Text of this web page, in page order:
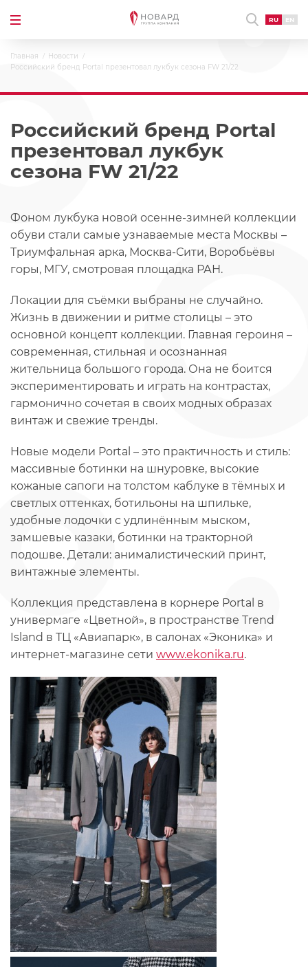
RU EN
Главная
Новости
Российский бренд Portal презентовал лукбук сезона FW 21/22
Российский бренд Portal
презентовал лукбук
сезона FW 21/22
Фоном лукбука новой осенне-зимней коллекции
обуви стали самые узнаваемые места Москвы –
Триумфальная арка, Москва-Сити, Воробьёвы
горы, МГУ, смотровая площадка РАН.
Локации для съёмки выбраны не случайно.
Жизнь в движении и ритме столицы – это
основной концепт коллекции. Главная героиня –
современная, стильная и осознанная
жительница большого города. Она не боится
экспериментировать и играть на контрастах,
гармонично сочетая в своих модных образах
винтаж и свежие тренды.
Новые модели Portal – это практичность и стиль:
массивные ботинки на шнуровке, высокие
кожаные сапоги на толстом каблуке в тёмных и
светлых оттенках, ботильоны на шпильке,
удобные лодочки с удлинённым мыском,
замшевые казаки, ботинки на тракторной
подошве. Детали: анималистический принт,
винтажные элементы.
Коллекция представлена в корнере Portal в
универмаге «Цветной», в пространстве Trend
Island в ТЦ «Авиапарк», в салонах «Эконика» и
интернет-магазине сети www.ekonika.ru.